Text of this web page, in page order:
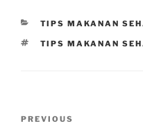
CATEGORIES
TIPS MAKANAN
TAGS
TIPS MAKANAN
Previous
PREVIOUS